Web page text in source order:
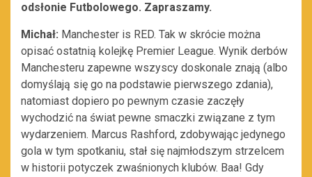
odsłonie Futbolowego. Zapraszamy.
Michał: Manchester is RED. Tak w skrócie można
opisać ostatnią kolejkę Premier League. Wynik derbów
Manchesteru zapewne wszyscy doskonale znają (albo
domyślają się go na podstawie pierwszego zdania),
natomiast dopiero po pewnym czasie zaczęły
wychodzić na świat pewne smaczki związane z tym
wydarzeniem. Marcus Rashford, zdobywając jedynego
gola w tym spotkaniu, stał się najmłodszym strzelcem
w historii potyczek zwaśnionych klubów. Baa! Gdy